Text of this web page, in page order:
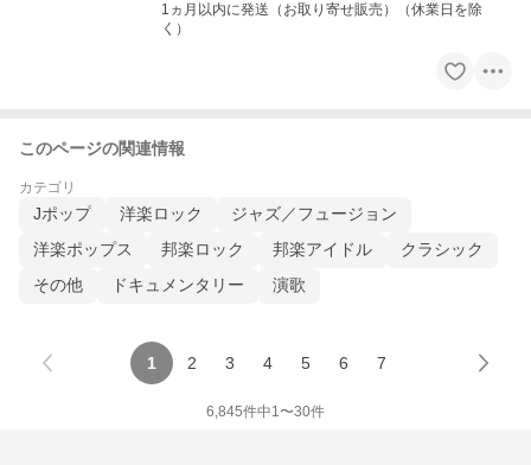
1ヵ月以内に発送（お取り寄せ販売）（休業日を除
く）
このページの関連情報
カテゴリ
Jポップ 洋楽ロック
ジャズ／フュージョン
洋楽ポップス
邦楽ロック 邦楽アイドル
クラシック
その他
ドキュメンタリー 演歌
1 2 3 4 5 6 7
6,845件中1〜30件